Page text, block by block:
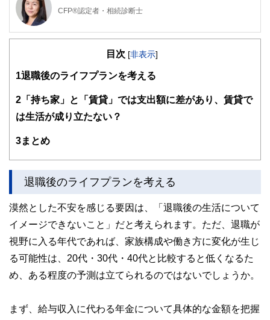
CFP®認定者・相続診断士
証券会社、銀行、保険会社など金融機関での業務を経て現在
（2000年）、日本FP協会東京支部主催地域イベントへの参
しとお金のFP相談室」相談員（2016年）。
「目の前にいるその人が、より豊かに、よりよくなるため
談、生活するの観点から学ぶ「お金の基礎知識」講座など開
2人の男子（高3と小6）の母。品川区在住
ゆめプランニング笑顔相続･FP事務所 代表https://fp-yu
目次 [非表示]
1 退職後のライフプランを考える
2 「持ち家」と「賃貸」では支出額に差があり、賃貸で
は生活が成り立たない？
3まとめ
退職後のライフプランを考える
漠然とした不安を感じる要因は、「退職後の生活について
イメージできないこと」だと考えられます。ただ、退職が
視野に入る年代であれば、家族構成や働き方に変化が生じ
る可能性は、20代・30代・40代と比較すると低くなるた
め、ある程度の予測は立てられるのではないでしょうか。
まず、給与収入に代わる年金について具体的な金額を把握